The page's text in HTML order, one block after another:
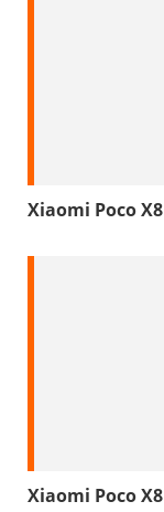
Xiaomi Poco
Xiaomi Poco